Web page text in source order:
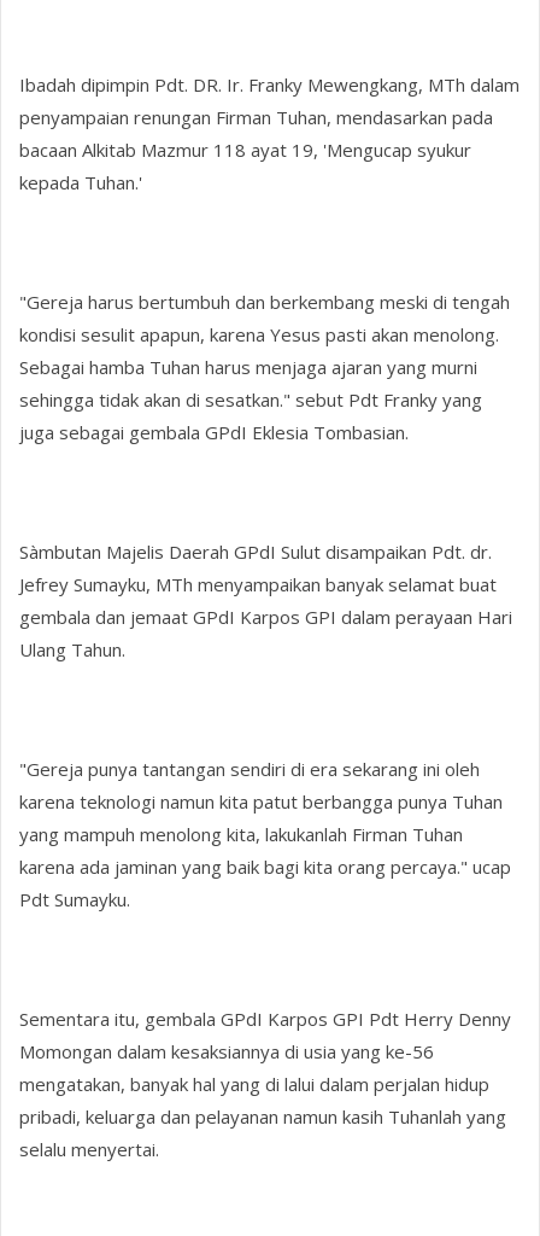
Ibadah dipimpin Pdt. DR. Ir. Franky Mewengkang, MTh dalam
penyampaian renungan Firman Tuhan, mendasarkan pada
bacaan Alkitab Mazmur 118 ayat 19, 'Mengucap syukur
kepada Tuhan.'
"Gereja harus bertumbuh dan berkembang meski di tengah
kondisi sesulit apapun, karena Yesus pasti akan menolong.
Sebagai hamba Tuhan harus menjaga ajaran yang murni
sehingga tidak akan di sesatkan." sebut Pdt Franky yang
juga sebagai gembala GPdI Eklesia Tombasian.
Sàmbutan Majelis Daerah GPdI Sulut disampaikan Pdt. dr.
Jefrey Sumayku, MTh menyampaikan banyak selamat buat
gembala dan jemaat GPdI Karpos GPI dalam perayaan Hari
Ulang Tahun.
"Gereja punya tantangan sendiri di era sekarang ini oleh
karena teknologi namun kita patut berbangga punya Tuhan
yang mampuh menolong kita, lakukanlah Firman Tuhan
karena ada jaminan yang baik bagi kita orang percaya." ucap
Pdt Sumayku.
Sementara itu, gembala GPdI Karpos GPI Pdt Herry Denny
Momongan dalam kesaksiannya di usia yang ke-56
mengatakan, banyak hal yang di lalui dalam perjalan hidup
pribadi, keluarga dan pelayanan namun kasih Tuhanlah yang
selalu menyertai.